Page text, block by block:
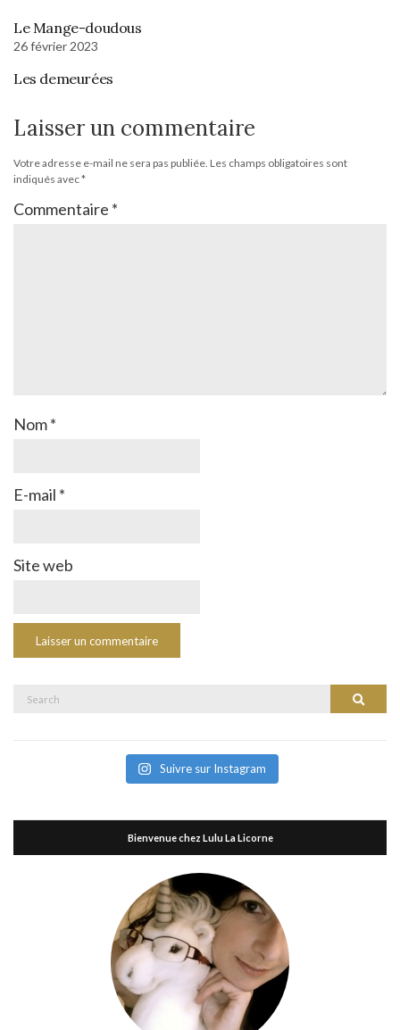
Le Mange-doudous
26 février 2023
Les demeurées
Laisser un commentaire
Votre adresse e-mail ne sera pas publiée. Les champs obligatoires sont
indiqués avec*
Commentaire *
Nom*
E-mail *
Site web
Search
Suivre sur Instagram
Bienvenue chez Lulu La Licorne